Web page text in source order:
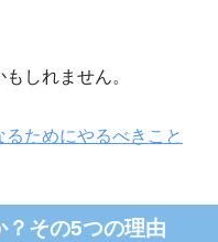
しれません。
ためにやるべきこと
？その5つの理由